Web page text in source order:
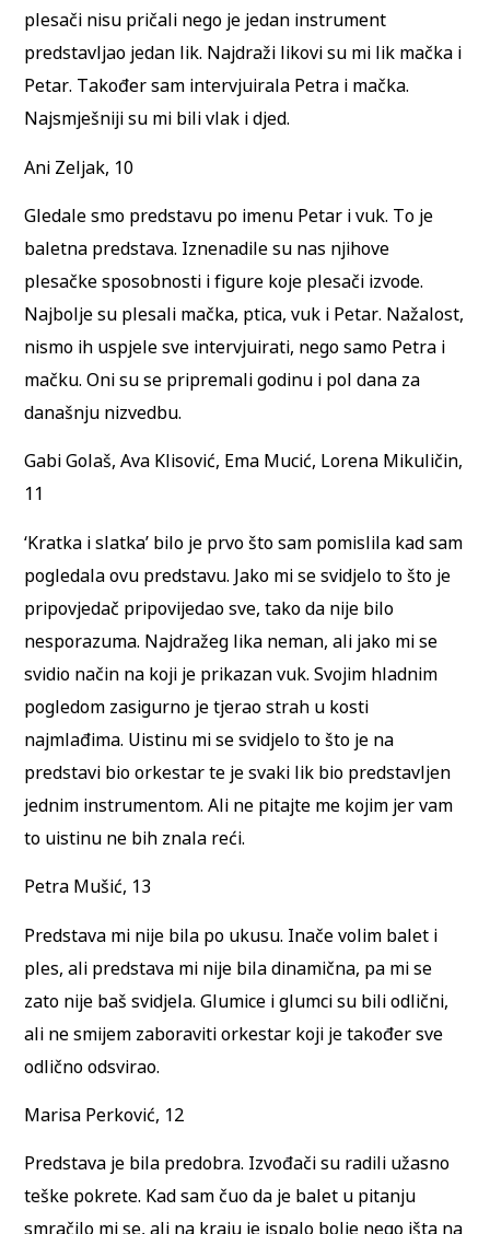
plesači nisu pričali nego je jedan instrument
predstavljao jedan lik. Najdraži likovi su mi lik mačka i
Petar. Također sam intervjuirala Petra i mačka.
Najsmješniji su mi bili vlak i djed.
Ani Zeljak, 10
Gledale smo predstavu po imenu Petar i vuk. To je
baletna predstava. Iznenadile su nas njihove
plesačke sposobnosti i figure koje plesači izvode.
Najbolje su plesali mačka, ptica, vuk i Petar. Nažalost,
nismo ih uspjele sve intervjuirati, nego samo Petra i
mačku. Oni su se pripremali godinu i pol dana za
današnju nizvedbu.
Gabi Golaš, Ava Klisović, Ema Mucić, Lorena Mikuličin,
11
‘Kratka i slatka’ bilo je prvo što sam pomislila kad sam
pogledala ovu predstavu. Jako mi se svidjelo to što je
pripovjedač pripovijedao sve, tako da nije bilo
nesporazuma. Najdražeg lika neman, ali jako mi se
svidio način na koji je prikazan vuk. Svojim hladnim
pogledom zasigurno je tjerao strah u kosti
najmlađima. Uistinu mi se svidjelo to što je na
predstavi bio orkestar te je svaki lik bio predstavljen
jednim instrumentom. Ali ne pitajte me kojim jer vam
to uistinu ne bih znala reći.
Petra Mušić, 13
Predstava mi nije bila po ukusu. Inače volim balet i
ples, ali predstava mi nije bila dinamična, pa mi se
zato nije baš svidjela. Glumice i glumci su bili odlični,
ali ne smijem zaboraviti orkestar koji je također sve
odlično odsvirao.
Marisa Perković, 12
Predstava je bila predobra. Izvođači su radili užasno
teške pokrete. Kad sam čuo da je balet u pitanju
smračilo mi se, ali na kraju je ispalo bolje nego išta na